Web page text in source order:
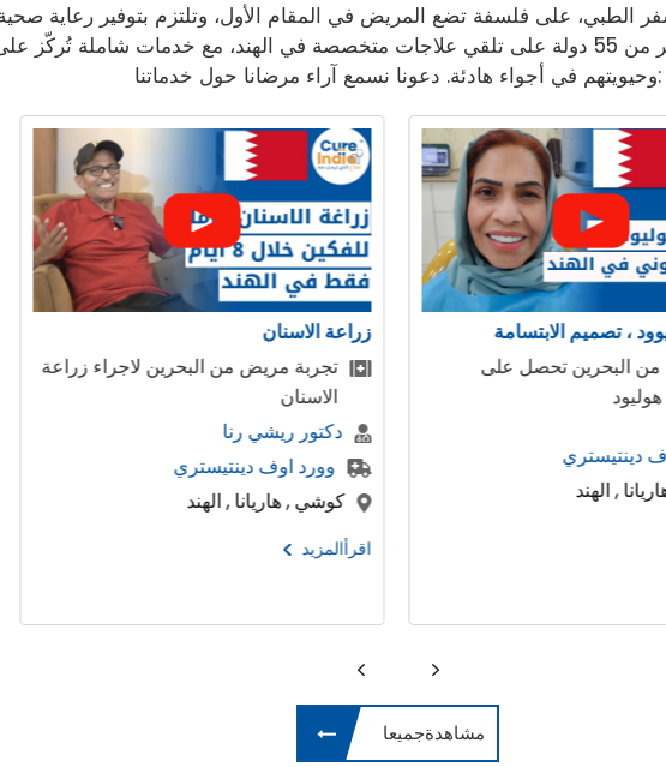
على فلسفة تضع المريض في المقام الأول، وتلتزم بتوفير رعاية
جميع أنحاء العالم.حتى الآن، ساعدنا آلاف المرضى من أكثر من 55 دولة على تلقي علاجات متخصصة في
وحيويتهم في أجواء هادئة. دعونا نسمع آراء مرضانا حول خدماتنا:
زراعة الاسنان
تجربة مريض من البحرين لاجراء زراعة
وورد اوف دينتيستري
كوشي , هاريانا , الهند
جاءت مجموعة من المرضى
وورد اوف دينتيستري
كوشي , هاريانا , الهند
مشاهدةجميعا